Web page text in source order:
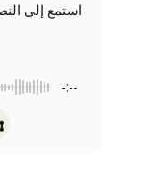
استمع إلى
-:--